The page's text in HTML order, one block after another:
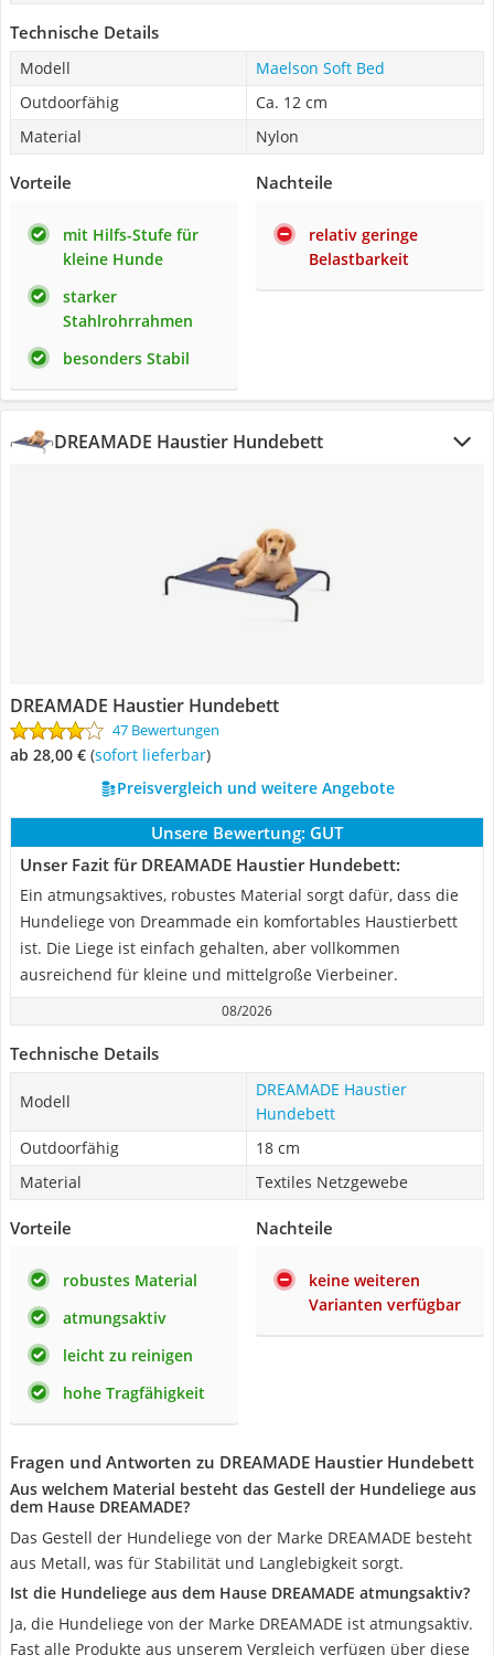
Technische Details
Modell
Maelson Soft Bed
Outdoorfähig
Ca. 12 cm
Material
Nylon
Vorteile
mit Hilfs-Stufe für
kleine Hunde
starker
Stahlrohrrahmen
besonders Stabil
Nachteile
relativ geringe
Belastbarkeit
DREAMADE Haustier Hundebett
DREAMADE Haustier Hundebett
47 Bewertungen
ab 28,00 € ( Sofort lieferbar)
Preisvergleich und weitere Angebote
Unsere Bewertung: GUT
Unser Fazit für DREAMADE Haustier Hundebett:
Ein atmungsaktives, robustes Material sorgt dafür, dass die
Hundeliege von Dreammade ein komfortables Haustierbett
ist. Die Liege ist einfach gehalten, aber vollkommen
ausreichend für kleine und mittelgroße Vierbeiner.
08/2026
Technische Details
Modell
DREAMADE Haustier
Hundebett
Outdoorfähig
18 cm
Material
Textiles Netzgewebe
Vorteile
robustes Material
atmungsaktiv
leicht zu reinigen
hohe Tragfähigkeit
Nachteile
keine weiteren
Varianten verfügbar
Fragen und Antworten zu DREAMADE Haustier Hundebett
Aus welchem Material besteht das Gestell der Hundeliege aus
dem Hause DREAMADE?
Das Gestell der Hundeliege von der Marke DREAMADE besteht
aus Metall, was für Stabilität und Langlebigkeit sorgt.
Ist die Hundeliege aus dem Hause DREAMADE atmungsaktiv?
Ja, die Hundeliege von der Marke DREAMADE ist atmungsaktiv.
Fast alle Produkte aus unserem Vergleich verfügen über diese